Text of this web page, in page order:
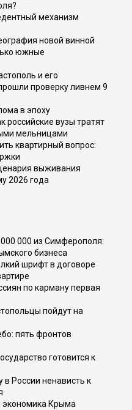
механизм
новой винной
южные
и его
проверку ливнем 9
в эпоху
российские вузы тратят
мельницами
квартирный вопрос:
выживания
2026 года
000 из Симферополя:
бизнеса
шрифт в договоре
по карману первая
пойдут на
пять фронтов
готовится к
в России ненависть к
экономика Крыма